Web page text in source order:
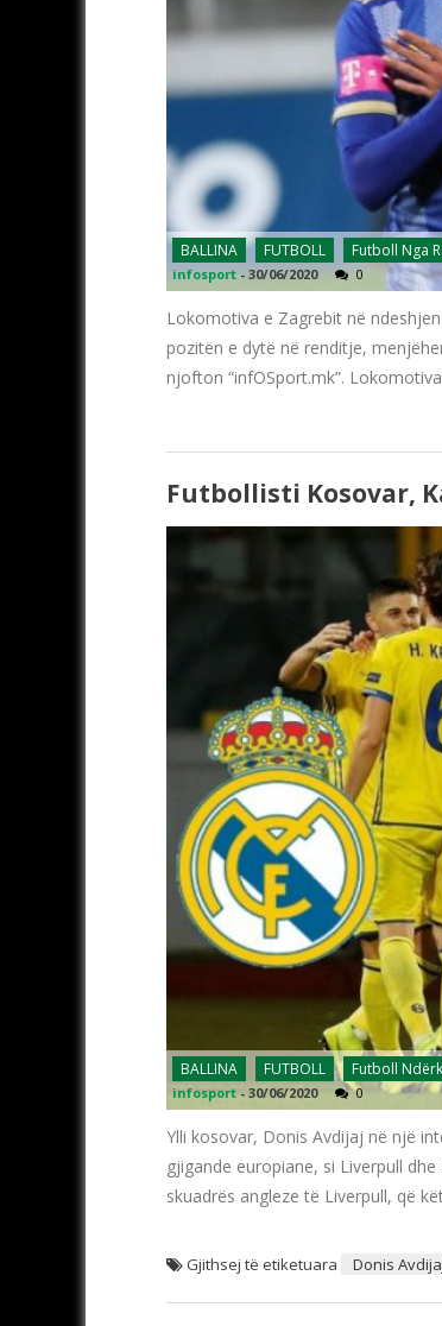
BALLINA FUTBOLL Futboll Nga
infosport - 30/06/2020 0
Lokomotiva e Zagrebit në
pozitën e dytë në renditje,
njofton “infOSport.mk”.
Futbollisti Kosovar,
BALLINA FUTBOLL Futboll
infosport - 30/06/2020 0
Ylli kosovar, Donis Avdijaj në një
gjigande europiane, si Liverpull
skuadrës angleze të Liverpull, që
Gjithsej të etiketuara Donis